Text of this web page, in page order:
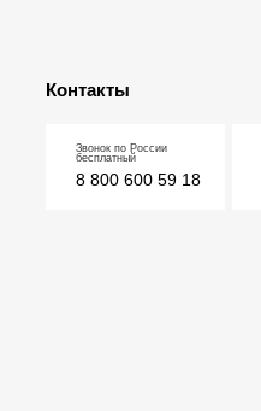
Контакты
Звонок по России
бесплатный
8 800 600 59 18